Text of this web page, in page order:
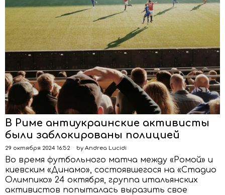
В Риме антиукраинские активисты
были заблокированы полицией
29 октября 2024 16:52 by Andrea Lucidi
Во время футбольного матча между «Ромой» и
киевским «Динамо», состоявшегося на «Стадио
Олимпико» 24 октября, группа итальянских
активистов попыталась выразить свое